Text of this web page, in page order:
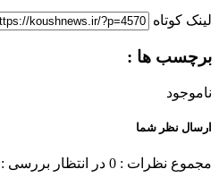
لینک کوتاه
برچسب ها :
ناموجود
ارسال نظر شما
مجموع نظرات : 0 در انتظار بررسی : 0